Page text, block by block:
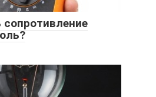
сопротивление